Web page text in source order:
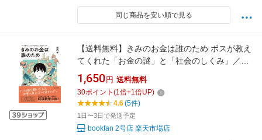
同じ商品を安い順で見る
【送料無料】きみのお金は誰のため ボスが教え
てくれた「お金の謎」と「社会のしくみ」／田
内学
1,650 円 送料無料
30ポイント (1倍+1倍UP)
4.6(5件)
1日〜3日で発送予定
bookfan 2号店 楽天市場店